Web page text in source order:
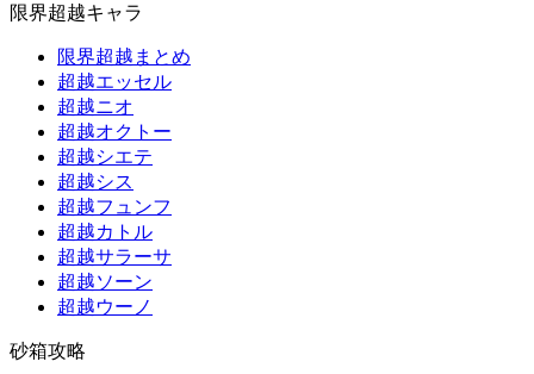
限界超越キャラ
限界超越まとめ
超越エッセル
超越ニオ
超越オクトー
超越シエテ
超越シス
超越フュンフ
超越カトル
超越サラーサ
超越ソーン
超越ウーノ
砂箱攻略